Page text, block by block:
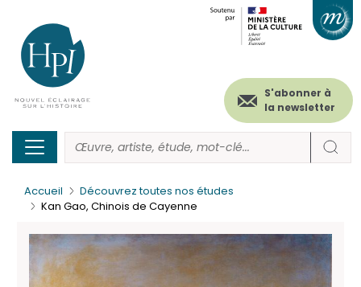
contenu
principal
Menu
secondaire
(header)
S'abonner à
la newsletter
Accueil
Découvrez toutes nos études
Kan Gao, Chinois de Cayenne